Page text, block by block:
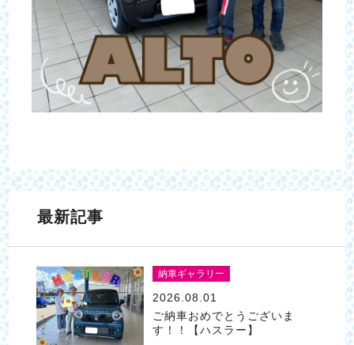
最新記事
納車ギャラリー
2026.08.01
ご納車おめでとうございま
す！！【ハスラー】